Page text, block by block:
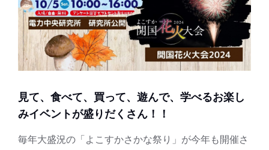
見て、食べて、買って、遊んで、学べるお楽し
みイベントが盛りだくさん！！
毎年大盛況の「よこすかさかな祭り」が今年も開催さ